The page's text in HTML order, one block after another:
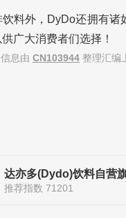
饮料外，DyDo还拥有
广大消费者们选择！
息由 CN103944 整理汇编
推荐指数 71201